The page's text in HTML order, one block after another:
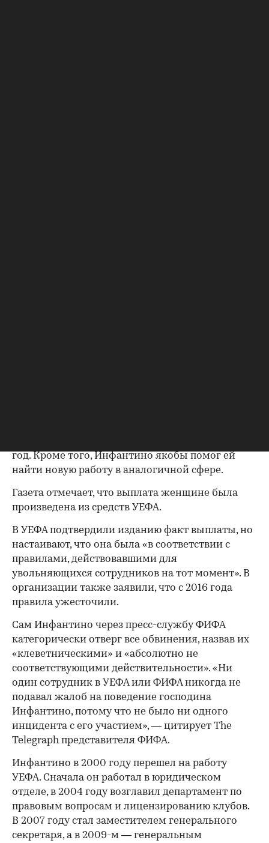
00:00
год. Кроме того, Инфантино якобы помог ей
найти новую работу в аналогичной сфере.
Газета отмечает, что выплата женщине была
произведена из средств УЕФА.
В УЕФА подтвердили изданию факт выплаты, но
настаивают, что она была «в соответствии с
правилами, действовавшими для
увольняющихся сотрудников на тот момент». В
организации также заявили, что с 2016 года
правила ужесточили.
Сам Инфантино через пресс-службу ФИФА
категорически отверг все обвинения, назвав их
«клеветническими» и «абсолютно не
соответствующими действительности». «Ни
один сотрудник в УЕФА или ФИФА никогда не
подавал жалоб на поведение господина
Инфантино, потому что не было ни одного
инцидента с его участием», — цитирует The
Telegraph представителя ФИФА.
Инфантино в 2000 году перешел на работу
УЕФА. Сначала он работал в юридическом
отделе, в 2004 году возглавил департамент по
правовым вопросам и лицензированию клубов.
В 2007 году стал заместителем генерального
секретаря, а в 2009-м — генеральным